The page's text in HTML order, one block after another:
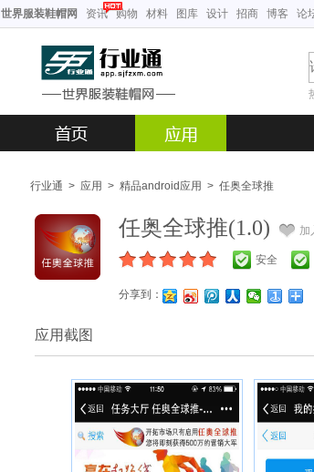
世界服装鞋帽网 资讯 购物 材料 图库 设计 招商 博客 论
行业通 > 应用 > 精品android应用 > 任奥全球推
任奥全球推(1.0) 加
安全
分享到：
应用截图